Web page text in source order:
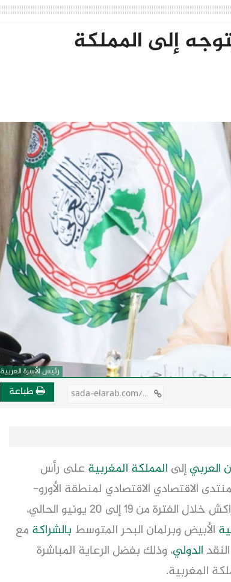
إلى المملكة
رئيس الأسرة العربية
طباعة sada-elarab.com/810109
العربيإلى المملكة المغربية على رأس
الاقتصادي الاقتصادي لمنطقة الأورو-
المتوسط والخليج، الذي ساعده في مدينة مراكش خلال الفترة من 19 إلى 20 يونيو الحالي،
الأبيض وبرلمان البحر المتوسط بالشراكة مع
الدولي، وذلك بفضل الرعاية المباشرة
المغربية.